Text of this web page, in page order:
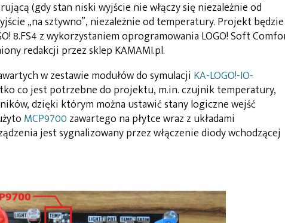
(gdy stan niski wyjście nie włączy się niezależnie od
„na sztywno”, niezależnie od temperatury. Projekt będzie
8.FS4 z wykorzystaniem oprogramowania LOGO! Soft
redakcji przez sklep KAMAMI.pl.
w zestawie modułów do symulacji KA-LOGO!-IO-
co jest potrzebne do projektu, m.in. czujnik temperatury,
dzięki którym można ustawić stany logiczne wejść
MCP9700 zawartego na płytce wraz z układami
jest sygnalizowany przez włączenie diody wchodzącej